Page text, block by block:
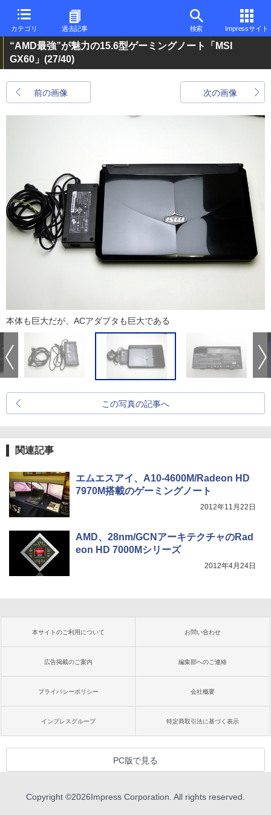
カテゴリ 過去記事 検索 Impressサイト
“AMD最強”が魅力の15.6型ゲーミングノート「MSI
GX60」 (27/40)
前の画像 次の画像
本体も巨大だが、ACアダプタも巨大である
この写真の記事へ
関連記事
エムエスアイ、A10-4600M/Radeon HD
7970M搭載のゲーミングノート
2012年11月22日
AMD、28nm/GCNアーキテクチャのRad
eon HD 7000Mシリーズ
2012年4月24日
本サイトのご利用について お問い合わせ
広告掲載のご案内 編集部へのご連絡
プライバシーポリシー 会社概要
インプレスグループ 特定商取引法に基づく表示
PC版で見る
Copyright ©2026Impress Corporation. All rights reserved.